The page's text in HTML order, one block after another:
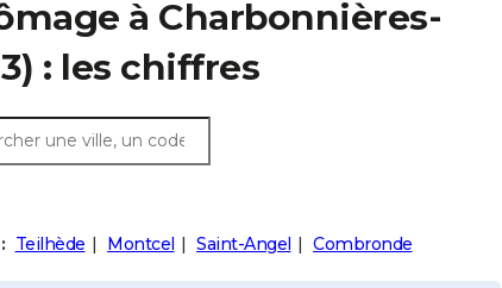
à Charbonnières-
: les chiffres
Teilhède Montcel Saint-Angel Combronde